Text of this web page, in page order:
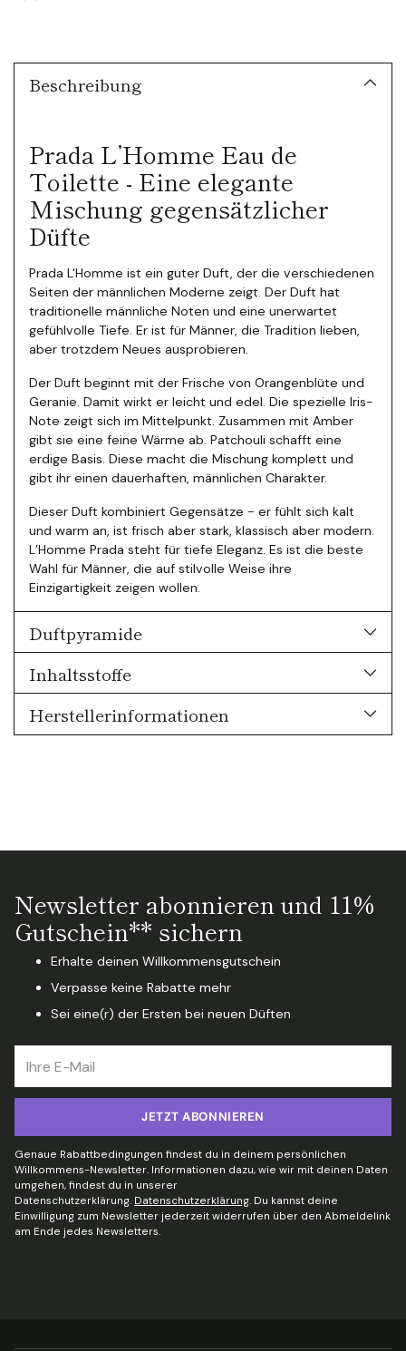
legen
Beschreibung
Prada L’Homme Eau de
Toilette - Eine elegante
Mischung gegensätzlicher
Düfte
Prada L'Homme ist ein guter Duft, der die verschiedenen
Seiten der männlichen Moderne zeigt. Der Duft hat
traditionelle männliche Noten und eine unerwartet
gefühlvolle Tiefe. Er ist für Männer, die Tradition lieben,
aber trotzdem Neues ausprobieren.
Der Duft beginnt mit der Frische von Orangenblüte und
Geranie. Damit wirkt er leicht und edel. Die spezielle Iris-
Note zeigt sich im Mittelpunkt. Zusammen mit Amber
gibt sie eine feine Wärme ab. Patchouli schafft eine
erdige Basis. Diese macht die Mischung komplett und
gibt ihr einen dauerhaften, männlichen Charakter.
Dieser Duft kombiniert Gegensätze - er fühlt sich kalt
und warm an, ist frisch aber stark, klassisch aber modern.
L’Homme Prada steht für tiefe Eleganz. Es ist die beste
Wahl für Männer, die auf stilvolle Weise ihre
Einzigartigkeit zeigen wollen.
Duftpyramide
Inhaltsstoffe
Herstellerinformationen
Newsletter abonnieren und 11%
Gutschein** sichern
Erhalte deinen Willkommensgutschein
Verpasse keine Rabatte mehr
Sei eine(r) der Ersten bei neuen Düften
E-
Mail
JETZT ABONNIEREN
Genaue Rabattbedingungen findest du in deinem persönlichen
Willkommens-Newsletter. Informationen dazu, wie wir mit deinen Daten
umgehen, findest du in unserer
Datenschutzerklärung. Datenschutzerklärung. Du kannst deine
Einwilligung zum Newsletter jederzeit widerrufen über den Abmeldelink
am Ende jedes Newsletters.